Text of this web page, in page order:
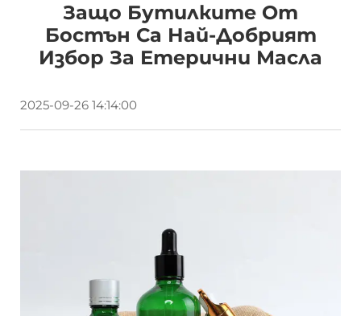
Защо Бутилките От
Бостън Са Най-Добрият
Избор За Етерични Масла
2025-09-26 14:14:00